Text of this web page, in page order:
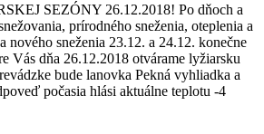
SEZÓNY 26.12.2018! Po dňoch a
prírodného sneženia, oteplenia a
nového sneženia 23.12. a 24.12. konečne
Vás dňa 26.12.2018 otvárame lyžiarsku
bude lanovka Pekná vyhliadka a
počasia hlási aktuálne teplotu -4